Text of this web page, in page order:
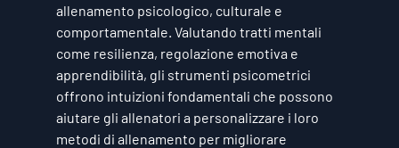
allenamento psicologico, culturale e
comportamentale. Valutando tratti mentali
come resilienza, regolazione emotiva e
apprendibilità, gli strumenti psicometrici
offrono intuizioni fondamentali che possono
aiutare gli allenatori a personalizzare i loro
metodi di allenamento per migliorare